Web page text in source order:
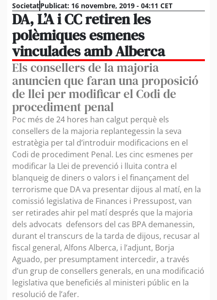
SocietatPublicat: 16 novembre, 2019 - 04:11 CET
DA, L’A i CC retiren les
polèmiques esmenes
vinculades amb Alberca
Els consellers de la majoria
anuncien que faran una proposició
de llei per modificar el Codi de
procediment penal
Poc més de 24 hores han calgut perquè els
consellers de la majoria replantegessin la seva
estratègia per tal d’introduir modificacions en el
Codi de procediment Penal. Les cinc esmenes per
modificar la Llei de prevenció i lluita contra el
blanqueig de diners o valors i el finançament del
terrorisme que DA va presentar dijous al matí, en la
comissió legislativa de Finances i Pressupost, van
ser retirades ahir pel matí després que la majoria
dels advocats defensors del cas BPA demanessin,
durant el transcurs de la tarda de dijous, recusar al
fiscal general, Alfons Alberca, i l’adjunt, Borja
Aguado, per presumptament intercedir, a través
d’un grup de consellers generals, en una modificació
legislativa que beneficiés al ministeri públic en la
resolució de l’afer.